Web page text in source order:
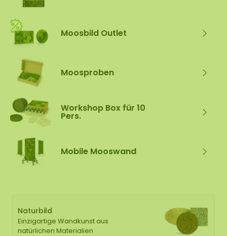
Moosbild Outlet
Moosproben
Workshop Box für 10
Pers.
Mobile Mooswand
Naturbild
Einzigartige Wandkunst aus
natürlichen Materialien